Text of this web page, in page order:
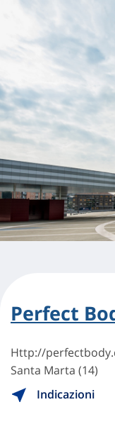
Perfect
Http://
Santa Marta (14)
Indicazioni